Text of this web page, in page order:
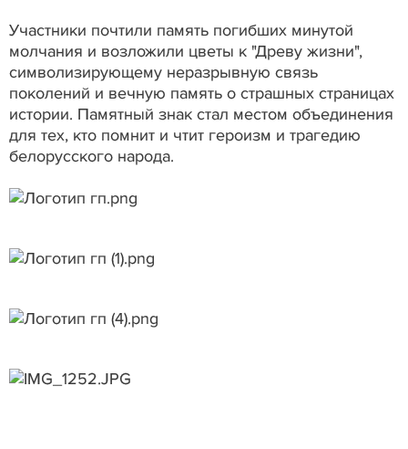
Участники почтили память погибших минутой
молчания и возложили цветы к "Древу жизни",
символизирующему неразрывную связь
поколений и вечную память о страшных страницах
истории. Памятный знак стал местом объединения
для тех, кто помнит и чтит героизм и трагедию
белорусского народа.